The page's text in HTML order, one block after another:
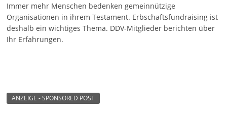
Immer mehr Menschen bedenken gemeinnützige
Organisationen in ihrem Testament. Erbschaftsfundraising ist
deshalb ein wichtiges Thema. DDV-Mitglieder berichten über
Ihr Erfahrungen.
ANZEIGE - SPONSORED POST